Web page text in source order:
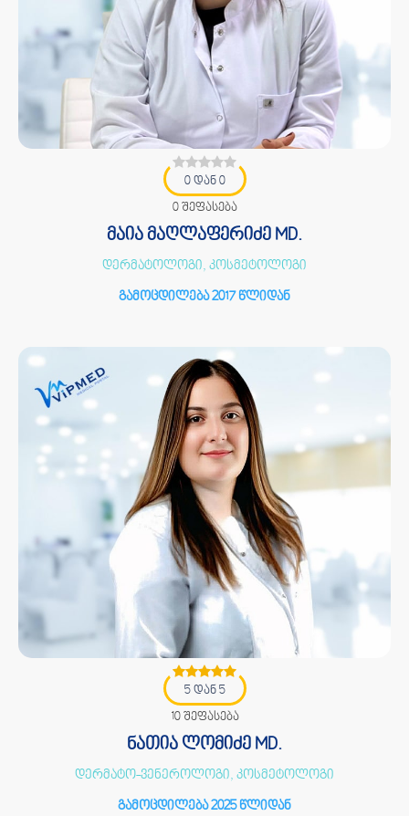
0 დან 0
0 შეფასება
მაია მაღლაფერიძე MD.
დერმატოლოგი, კოსმეტოლოგი
გამოცდილება 2017 წლიდან
5 დან 5
10 შეფასება
ნათია ლომიძე MD.
დერმატო-ვენეროლოგი, კოსმეტოლოგი
გამოცდილება 2025 წლიდან